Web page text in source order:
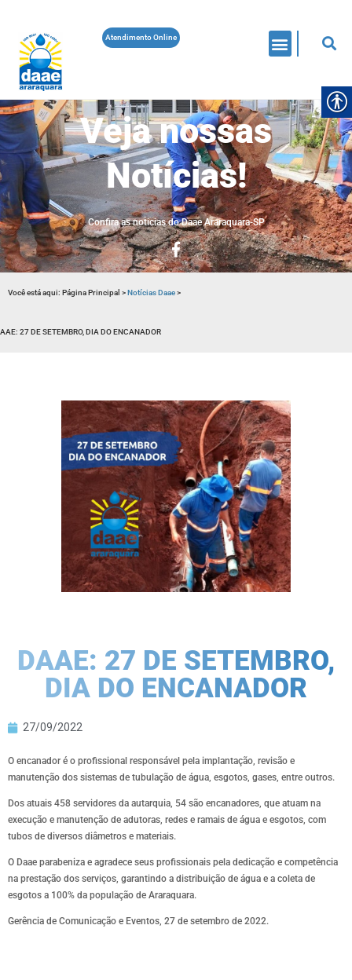
Atendimento Online
Veja nossas
Notícias!
Confira as noticias do Daae Araraquara-SP
Você está aqui: Página Principal >Notícias Daae>
27 DE SETEMBRO, DIA DO ENCANADOR
DAAE: 27 DE SETEMBRO,
DIA DO ENCANADOR
27/09/2022
O encanador é o profissional responsável pela implantação, revisão e
manutenção dos sistemas de tubulação de água, esgotos, gases, entre outros.
Dos atuais 458 servidores da autarquia, 54 são encanadores, que atuam na
execução e manutenção de adutoras, redes e ramais de água e esgotos, com
tubos de diversos diâmetros e materiais.
O Daae parabeniza e agradece seus profissionais pela dedicação e competência
na prestação dos serviços, garantindo a distribuição de água e a coleta de
esgotos a 100% da população de Araraquara.
Gerência de Comunicação e Eventos, 27 de setembro de 2022.